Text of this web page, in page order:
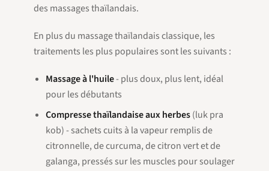
des massages thaïlandais.
En plus du massage thaïlandais classique, les
traitements les plus populaires sont les suivants :
Massage à l'huile- plus doux, plus lent, idéal
pour les débutants
Compresse thaïlandaise aux herbes(luk pra
kob) - sachets cuits à la vapeur remplis de
citronnelle, de curcuma, de citron vert et de
galanga, pressés sur les muscles pour soulager